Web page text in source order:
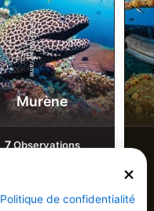
Alamy-WaterFrame
Murène
7Observations
Politique de confidentialité